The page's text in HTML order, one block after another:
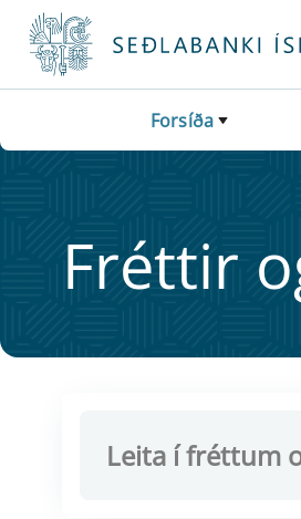
Fara beint í Meginmál
Forsíða
Frétt­ir